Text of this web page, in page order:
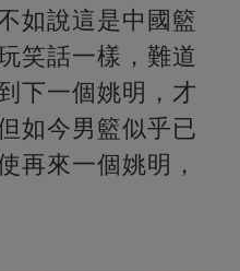
如說這是中國籃
笑話一樣，難道
下一個姚明，才
如今男籃似乎已
再來一個姚明，